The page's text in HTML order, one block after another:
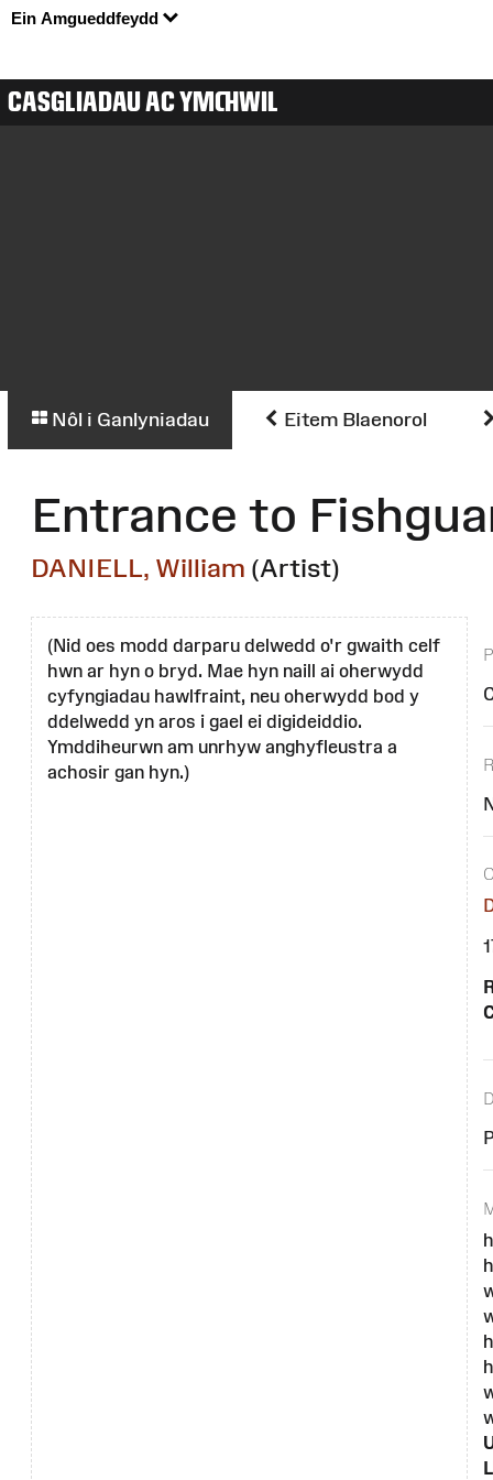
Ein Amgueddfeydd
CASGLIADAU AC YMCHWIL
Nôl i Ganlyniadau Eitem Blaenorol
Entrance to
DANIELL, William (Artist)
(Nid oes modd darparu delwedd o'r gwaith celf
hwn ar hyn o bryd. Mae hyn naill ai oherwydd
cyfyngiadau hawlfraint, neu oherwydd bod y
ddelwedd yn aros i gael ei digideiddio.
Ymddiheurwn am unrhyw anghyfleustra a
achosir gan hyn.)